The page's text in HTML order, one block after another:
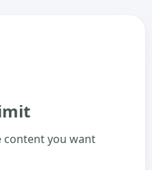
content you want